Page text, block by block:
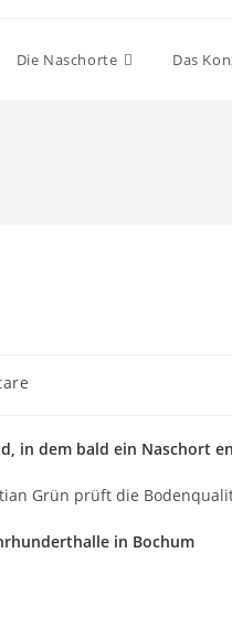
Die Naschorte Das
in dem bald ein Naschort
Grün prüft die
in Bochum